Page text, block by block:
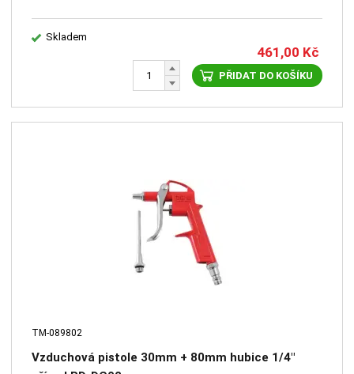
Skladem
461,00 Kč
PŘIDAT DO KOŠÍKU
TM-089802
Vzduchová pistole 30mm + 80mm hubice 1/4"